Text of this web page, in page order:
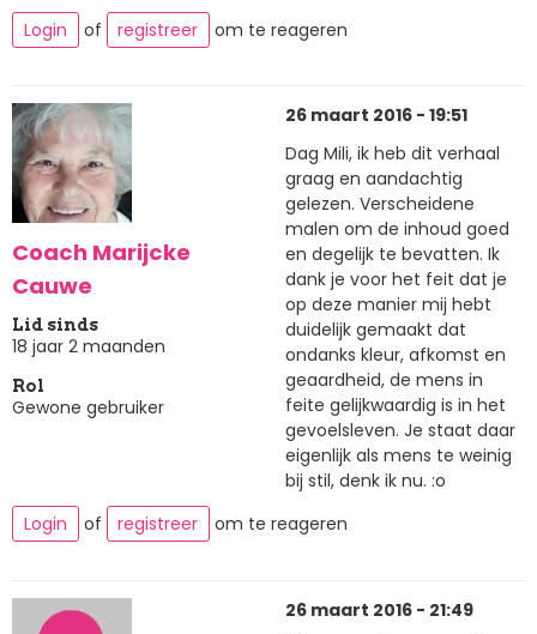
Login
of registreer om te reageren
Coach Marijcke
Cauwe
Lid sinds
18 jaar 2 maanden
Rol
Gewone gebruiker
26 maart 2016 - 19:51
Dag Mili, ik heb dit verhaal
graag en aandachtig
gelezen. Verscheidene
malen om de inhoud goed
en degelijk te bevatten. Ik
dank je voor het feit dat je
op deze manier mij hebt
duidelijk gemaakt dat
ondanks kleur, afkomst en
geaardheid, de mens in
feite gelijkwaardig is in het
gevoelsleven. Je staat daar
eigenlijk als mens te weinig
bij stil, denk ik nu. :o
Login
of registreer om te reageren
26 maart 2016 - 21:49